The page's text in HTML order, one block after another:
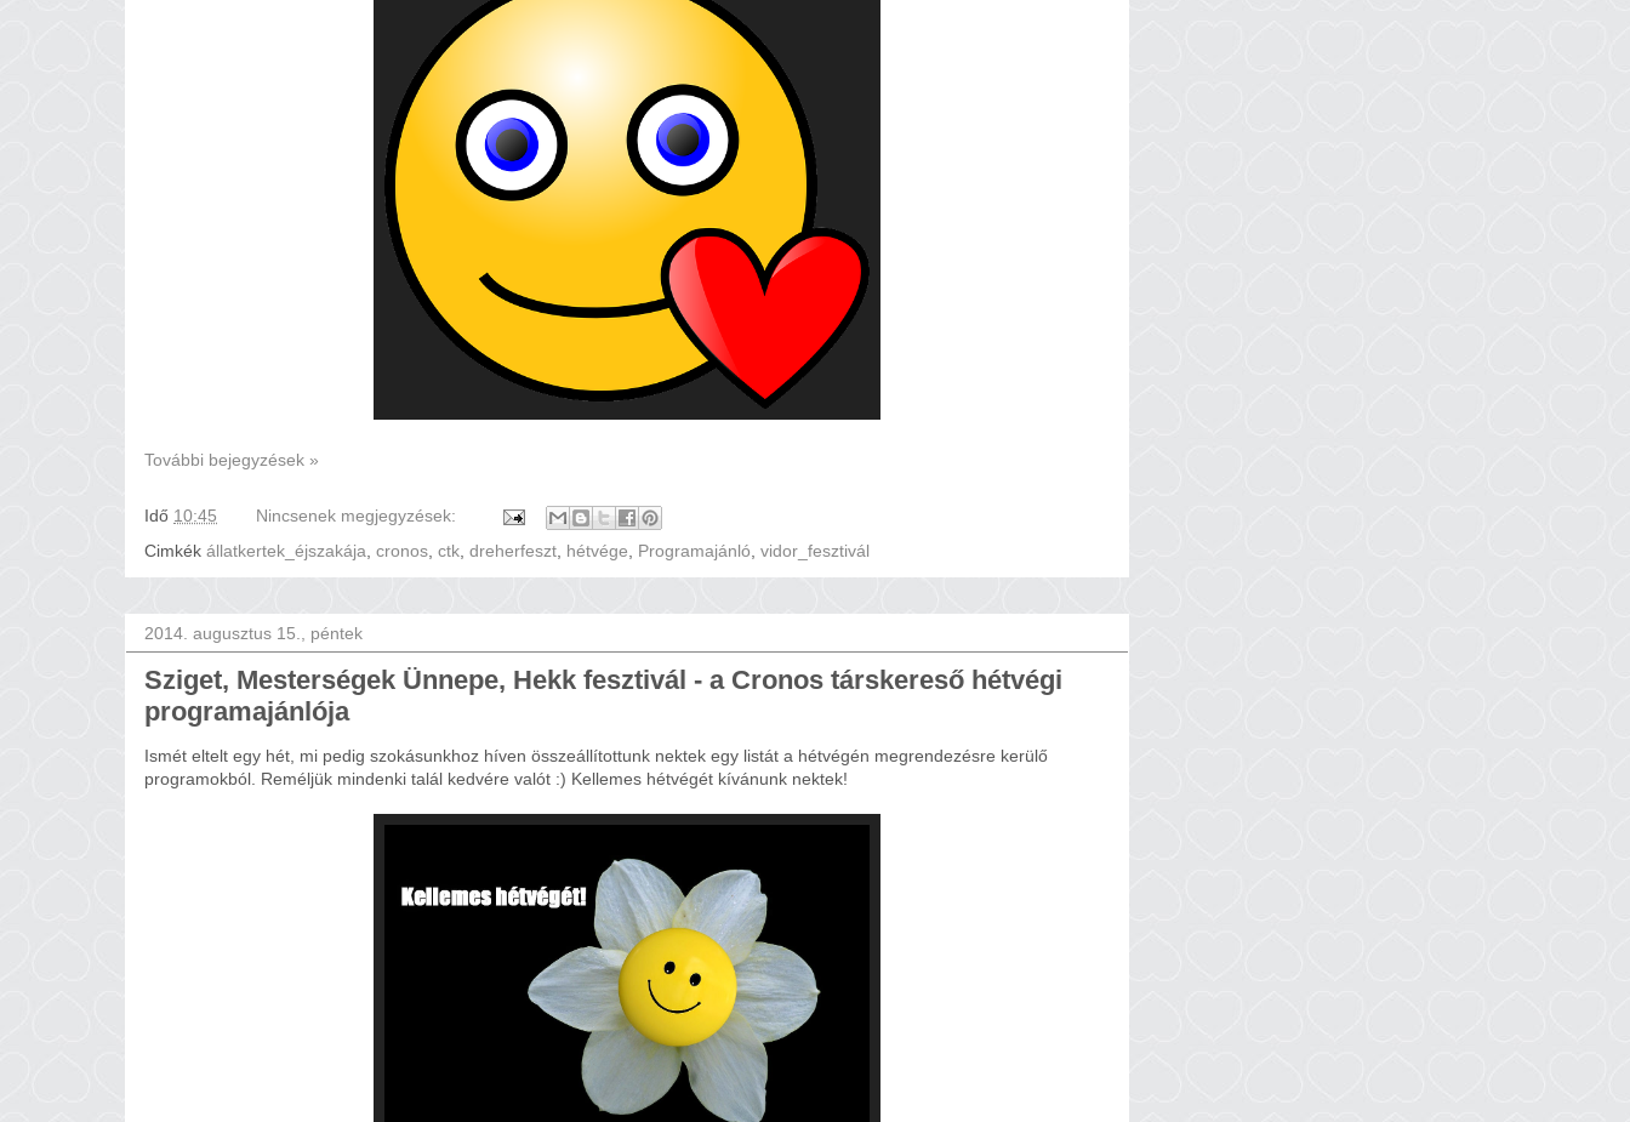
További bejegyzések »
Idő 10:45
Nincsenek megjegyzések:
Cimkék állatkertek_éjszakája cronos ctk dreherfeszt hétvége Programajánló vidor_fesztivál
2014. augusztus 15., péntek
Sziget, Mesterségek Ünnepe, Hekk fesztivál - a Cronos társkereső hétvégi
programajánlója
Ismét eltelt egy hét, mi pedig szokásunkhoz híven összeállítottunk nektek egy listát a hétvégén megrendezésre kerülő
programokból. Reméljük mindenki talál kedvére valót :) Kellemes hétvégét kívánunk nektek!